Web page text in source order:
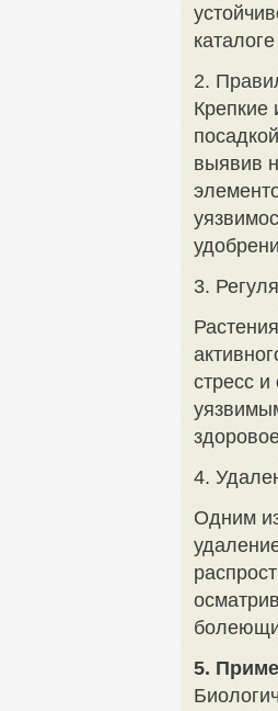
2.
Крепкие
выявив
3.
стресс
4.
Одним
5.